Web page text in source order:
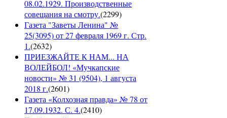
08.02.1929. Производственные
совещания на смотру.(2299)
Газета "Заветы Ленина" №
25(3095) от 27 февраля 1969 г. Стр.
1.(2632)
ПРИЕЗЖАЙТЕ К НАМ... НА
ВОЛЕЙБОЛ! «Мучкапские
новости» № 31 (9504), 1 августа
2018 г.(2601)
Газета «Колхозная правда» № 78 от
17.09.1932. С. 4.(2410)